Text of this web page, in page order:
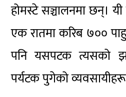
होमस्टे सञ्चालनमा छन्।
एक रातमा करिब ७००
पनि यसपटक त्यसको
पर्यटक पुगेको